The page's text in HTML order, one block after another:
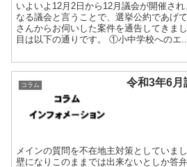
いよいよ12月2日から12月議会が開催さ
なる議会と言うことで、選挙公約であげ
さんからお伺いした案件を通告してきま
目は以下の通りです。 ①小中学校へのエ
コラム 令和3年6月
メインの質問を不在地主対策としていま
壁になりこのままでは出来ないとしか答